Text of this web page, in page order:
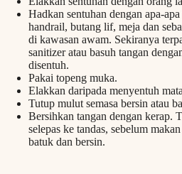
Hadkan sentuhan dengan apa-
handrail, butang lif, meja dan
di kawasan awam. Sekiranya
sanitizer atau basuh tangan
disentuh.
Pakai topeng muka.
Elakkan daripada menyentuh
Tutup mulut semasa bersin atau
Bersihkan tangan dengan kerap.
selepas ke tandas, sebelum
batuk dan bersin.